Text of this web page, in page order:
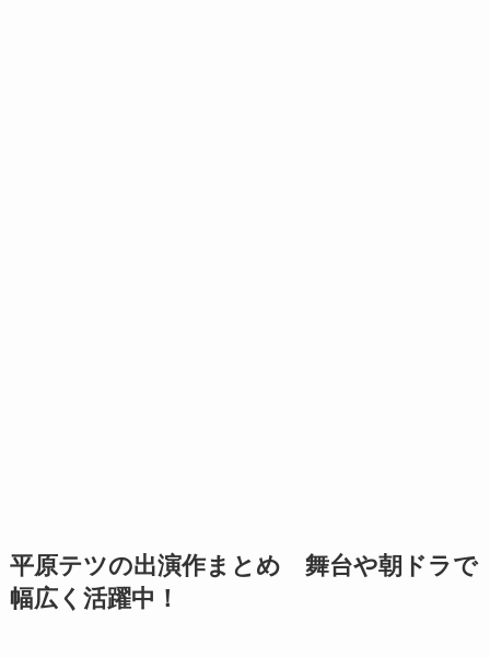
平原テツの出演作まとめ 舞台や朝ドラで
幅広く活躍中！